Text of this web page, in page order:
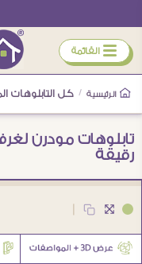
ÿ القائمة
الرئيسية / كل التابلوهات
تابلوهات مودرن
رقيقة